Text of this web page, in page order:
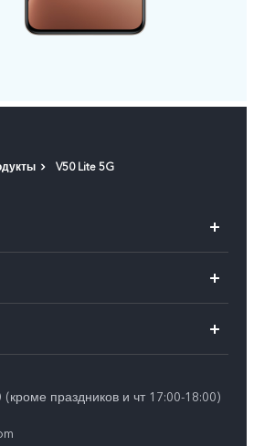
V50 Lite 5G
праздников и чт 17:00-18:00)